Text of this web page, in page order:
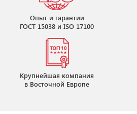
Опыт и гарантии
ГОСТ 15038 и ISO 17100
Крупнейшая компания
в Восточной Европе